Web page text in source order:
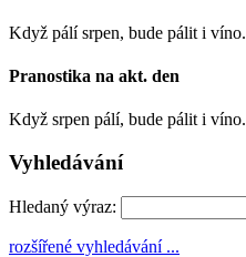
Když pálí srpen, bude pálit i víno.
Pranostika na akt. den
Když srpen pálí, bude pálit i víno.
Vyhledávání
Hledaný výraz:
rozšířené vyhledávání ...